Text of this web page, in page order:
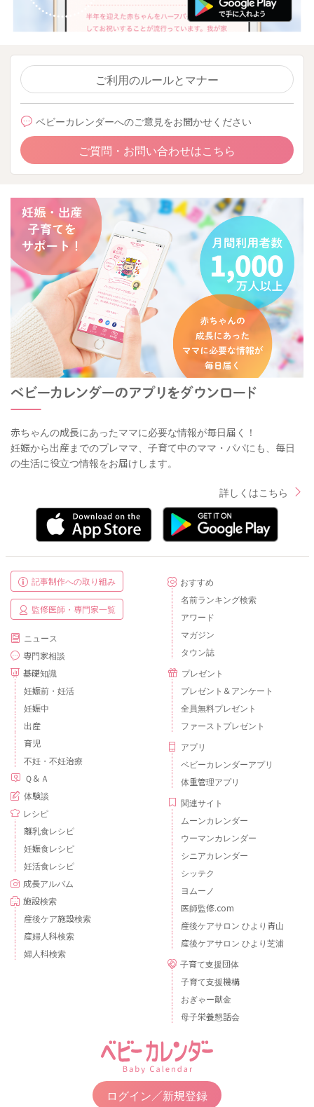
ご利用のルールとマナー
ベビーカレンダーへのご意見をお聞かせください
ご質問・お問い合わせはこちら
赤ちゃんの成長にあったママに必要な情報が毎日届く！
妊娠から出産までのプレママ、子育て中のママ・パパにも、毎日
の生活に役立つ情報をお届けします。
詳しくはこちら
記事制作への取り組み
監修医師・専門家一覧
ニュース
専門家相談
基礎知識
妊娠前・妊活
妊娠中
出産
育児
不妊・不妊治療
Ｑ＆Ａ
体験談
レシピ
離乳食レシピ
妊娠食レシピ
妊活食レシピ
成長アルバム
施設検索
産後ケア施設検索
産婦人科検索
婦人科検索
おすすめ
名前ランキング検索
アワード
マガジン
タウン誌
プレゼント
プレゼント＆アンケート
全員無料プレゼント
ファーストプレゼント
アプリ
ベビーカレンダーアプリ
体重管理アプリ
関連サイト
ムーンカレンダー
ウーマンカレンダー
シニアカレンダー
シッテク
ヨムーノ
医師監修.com
産後ケアサロン ひより青山
産後ケアサロン ひより芝浦
子育て支援団体
子育て支援機構
おぎゃー献金
母子栄養懇話会
ログイン／新規登録